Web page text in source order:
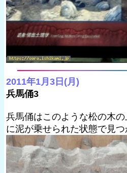
2011年1月3日(月)
兵馬俑3
兵馬俑はこのような松の木
に泥が乗せられた状態で見つ